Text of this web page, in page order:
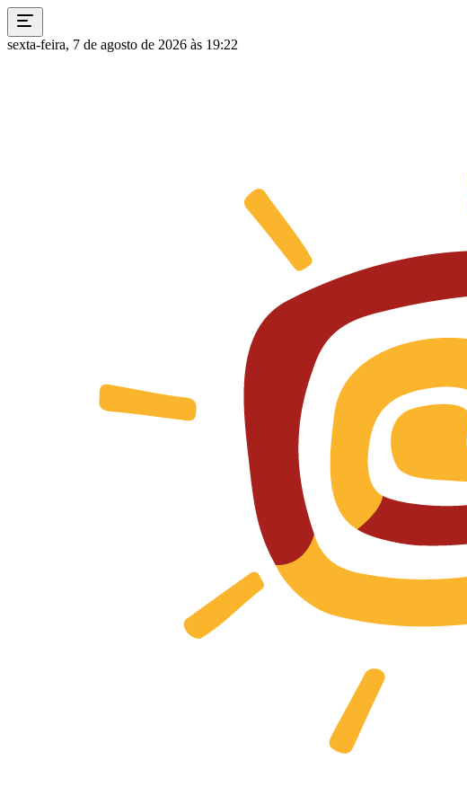
sexta-feira, 7 de agosto de 2026 às 19:22